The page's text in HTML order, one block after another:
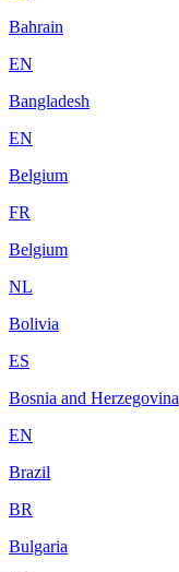
Bahrain
EN
Bangladesh
EN
Belgium
FR
Belgium
NL
Bolivia
ES
Bosnia and Herzegovina
EN
Brazil
BR
Bulgaria